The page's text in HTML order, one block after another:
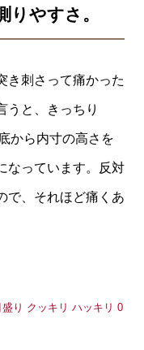
りやすさ。
き刺さって痛かった
うと、きっちり
から内寸の高さを
なっています。反対
で、それほど痛くあ